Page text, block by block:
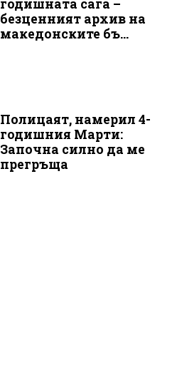
годишната сага –
безценният архив на
македонските бъ...
Полицаят, намерил 4-
годишния Марти:
Започна силно да ме
прегръща